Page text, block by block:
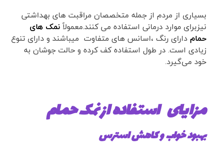
بسیاری از مردم از جمله متخصصان مراقبت های بهداشتی
نیزبرای موارد درمانی استفاده می کنند.معمولاًنمک های
حمام دارای رنگ ،اسانس های متفاوت میباشند و دارای تنوع
زیادی است. در طول استفاده کف کرده و حالت جوشان به
خود می‌گیرد.
مزایای استفاده از نمک حمام
بهبود خواب و کاهش استرس